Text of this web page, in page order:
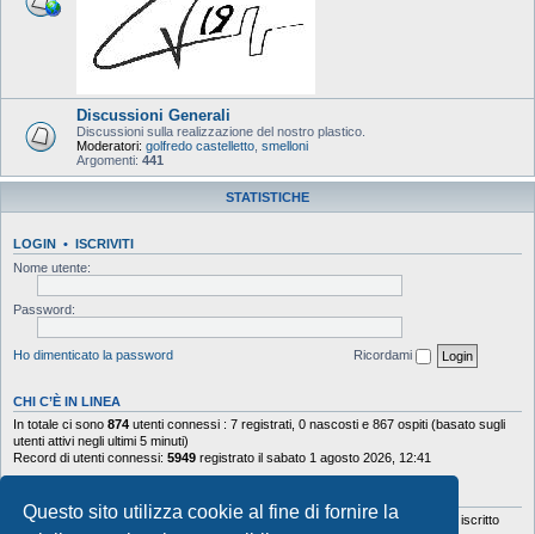
Questo sito utilizza cookie al fine di fornire la
Discussioni Generali
Discussioni sulla realizzazione del nostro plastico.
Moderatori: golfredo castelletto smelloni
Argomenti: 441
STATISTICHE
LOGIN • ISCRIVITI
Nome utente:
Password:
Ho dimenticato la password Ricordami
CHI C’È IN LINEA
In totale ci sono 874 utenti connessi : 7 registrati, 0 nascosti e 867 ospiti (basato sugli
utenti attivi negli ultimi 5 minuti)
Record di utenti connessi: 5949 registrato il sabato 1 agosto 2026, 12:41
Totale messaggi103644• Totale argomenti 9878• Totale iscritti 5630
• Ultimo iscritto